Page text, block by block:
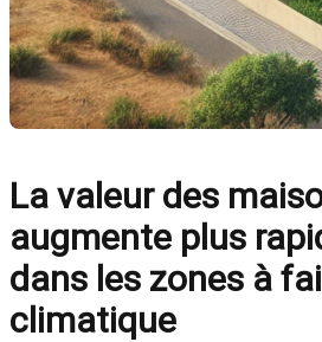
La valeur des
augmente plus
dans les zones à
climatique